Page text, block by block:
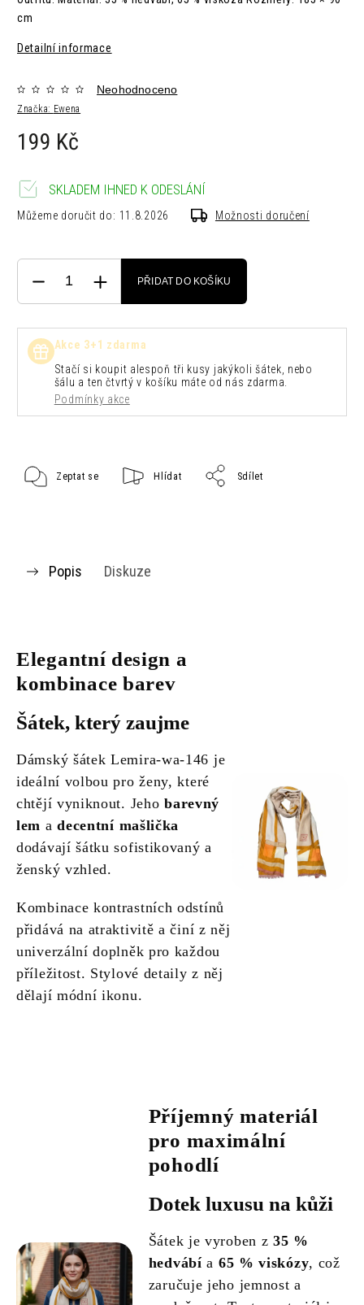
cm
Detailní informace
Značka: Ewena
Neohodnoceno
199 Kč
SKLADEM IHNED K ODESLÁNÍ
Můžeme doručit do: 11.8.2026 Možnosti doručení
PŘIDAT DO KOŠÍKU
Akce 3+1 zdarma
Stačí si koupit alespoň tři kusy jakýkoli šátek, nebo
šálu a ten čtvrtý v košíku máte od nás zdarma.
Podmínky akce
Zeptat se Hlídat Sdílet
Popis Diskuze
Elegantní design a
kombinace barev
Šátek, který zaujme
Dámský šátek Lemira-wa-146 je
ideální volbou pro ženy, které
chtějí vyniknout. Jehobarevný
lem adecentní mašlička
dodávají šátku sofistikovaný a
ženský vzhled.
Kombinace kontrastních odstínů
přidává na atraktivitě a činí z něj
univerzální doplněk pro každou
příležitost. Stylové detaily z něj
dělají módní ikonu.
Příjemný materiál
pro maximální
pohodlí
Dotek luxusu na kůži
Šátek je vyroben z35 %
hedvábía 65 % viskózy, což
zaručuje jeho jemnost a